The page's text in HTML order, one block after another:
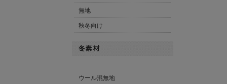
無地
秋冬向け
ウール混無地